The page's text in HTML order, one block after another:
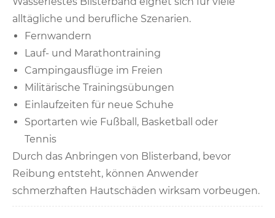
alltägliche und berufliche Szenarien.
Fernwandern
Lauf- und Marathontraining
Campingausflüge im Freien
Militärische Trainingsübungen
Einlaufzeiten für neue Schuhe
Sportarten wie Fußball, Basketball oder
Tennis
Durch das Anbringen von Blisterband, bevor
Reibung entsteht, können Anwender
schmerzhaften Hautschäden wirksam vorbeugen.